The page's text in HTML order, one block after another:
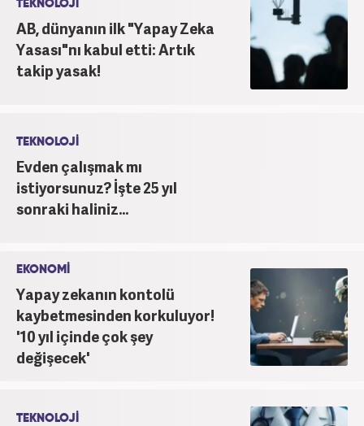
TEKNOLOJİ
AB, dünyanın ilk "Yapay Zeka
Yasası"nı kabul etti: Artık
takip yasak!
TEKNOLOJİ
Evden çalışmak mı
istiyorsunuz? İşte 25 yıl
sonraki haliniz...
EKONOMİ
Yapay zekanın kontolü
kaybetmesinden korkuluyor!
'10 yıl içinde çok şey
değişecek'
TEKNOLOJİ